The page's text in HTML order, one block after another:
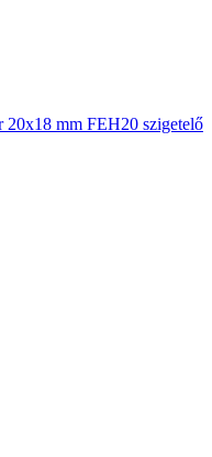
20x18 mm FEH20 szigetelő